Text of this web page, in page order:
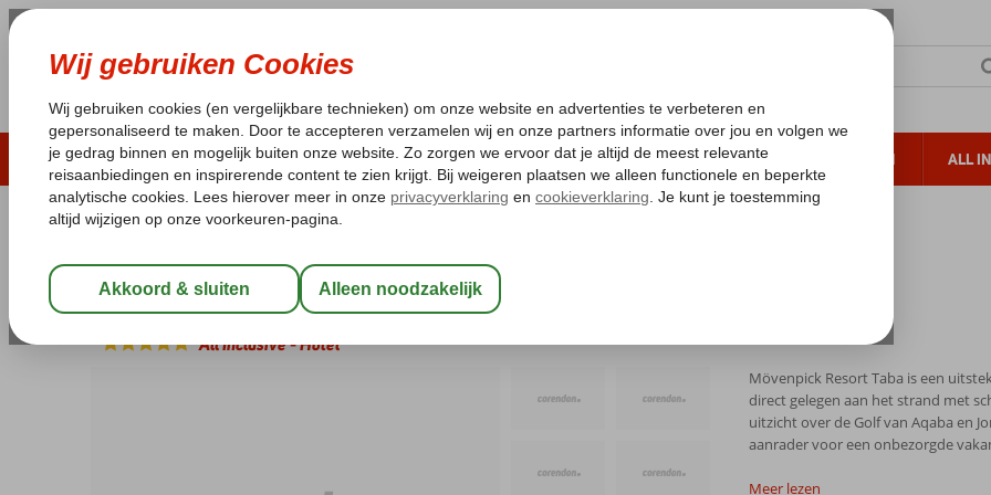
ZOMER 2026 LAST MINUTES WINTERZON ZONVAKANTIES VERRE REIZEN ALL
Laagsteprijsgarantie* Geen fueltoeslag Gratis annuleren*
Home
Egypte Rode Zee Sharm el Sheikh Taba Movenpick Resort Taba
Movenpick Resort Taba
All Inclusive-Hotel
Mövenpick Resort Taba is een
direct gelegen aan het strand met
uitzicht over de Golf van Aqaba en
aanrader voor een onbezorgde
Meer lezen